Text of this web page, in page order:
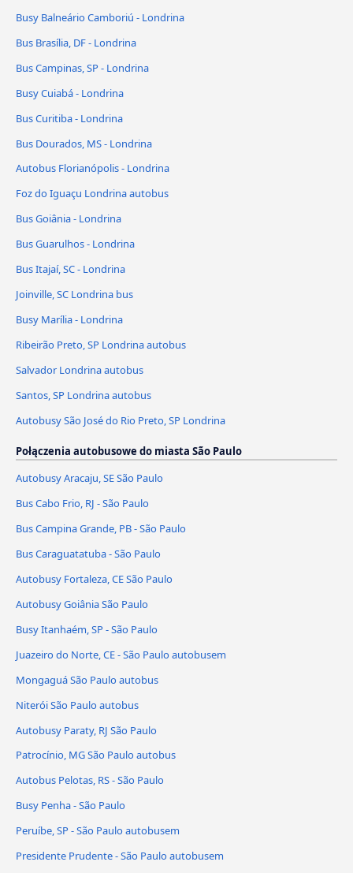
Busy Balneário Camboriú - Londrina
Bus Brasília, DF - Londrina
Bus Campinas, SP - Londrina
Busy Cuiabá - Londrina
Bus Curitiba - Londrina
Bus Dourados, MS - Londrina
Autobus Florianópolis - Londrina
Foz do Iguaçu Londrina autobus
Bus Goiânia - Londrina
Bus Guarulhos - Londrina
Bus Itajaí, SC - Londrina
Joinville, SC Londrina bus
Busy Marília - Londrina
Ribeirão Preto, SP Londrina autobus
Salvador Londrina autobus
Santos, SP Londrina autobus
Autobusy São José do Rio Preto, SP Londrina
Połączenia autobusowe do miasta São Paulo
Autobusy Aracaju, SE São Paulo
Bus Cabo Frio, RJ - São Paulo
Bus Campina Grande, PB - São Paulo
Bus Caraguatatuba - São Paulo
Autobusy Fortaleza, CE São Paulo
Autobusy Goiânia São Paulo
Busy Itanhaém, SP - São Paulo
Juazeiro do Norte, CE - São Paulo autobusem
Mongaguá São Paulo autobus
Niterói São Paulo autobus
Autobusy Paraty, RJ São Paulo
Patrocínio, MG São Paulo autobus
Autobus Pelotas, RS - São Paulo
Busy Penha - São Paulo
Peruíbe, SP - São Paulo autobusem
Presidente Prudente - São Paulo autobusem